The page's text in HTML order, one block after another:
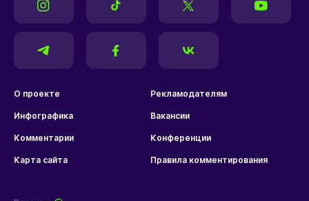
О проекте Рекламодателям
Инфографика Вакансии
Комментарии Конференции
Карта сайта Правила комментирования